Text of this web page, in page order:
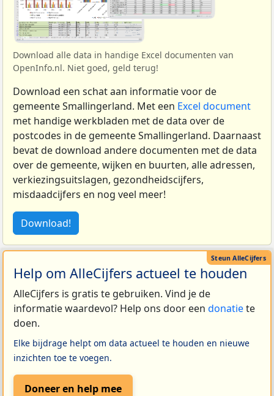
Download alle data in handige Excel documenten van
OpenInfo.nl. Niet goed, geld terug!
Download een schat aan informatie voor de
gemeente Smallingerland. Met een Excel document
met handige werkbladen met de data over de
postcodes in de gemeente Smallingerland. Daarnaast
bevat de download andere documenten met de data
over de gemeente, wijken en buurten, alle adressen,
verkiezingsuitslagen, gezondheidscijfers,
misdaadcijfers en nog veel meer!
Download!
Help om AlleCijfers actueel te houden
AlleCijfers is gratis te gebruiken. Vind je de
informatie waardevol? Help ons door een donatiete
doen.
Elke bijdrage helpt om data actueel te houden en nieuwe
inzichten toe te voegen.
Doneer en help mee